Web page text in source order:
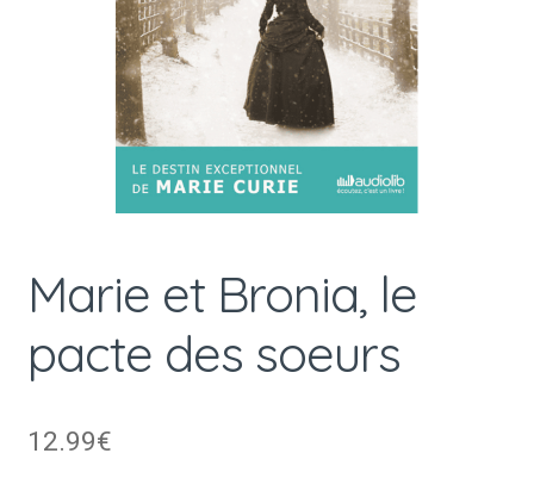
Marie et Bronia, le
pacte des soeurs
12.99€